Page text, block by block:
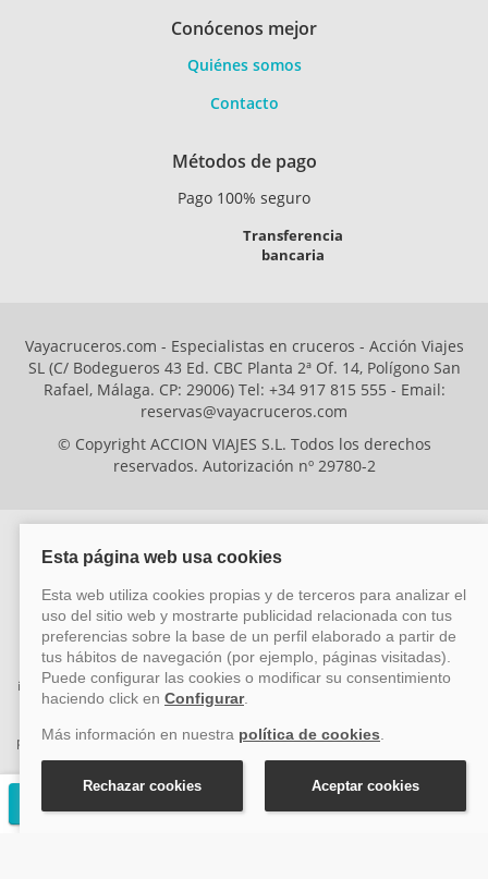
Conócenos mejor
Quiénes somos
Contacto
Métodos de pago
Pago 100% seguro
Transferencia
bancaria
Vayacruceros.com - Especialistas en cruceros - Acción Viajes
SL (C/ Bodegueros 43 Ed. CBC Planta 2ª Of. 14, Polígono San
Rafael, Málaga. CP: 29006) Tel: +34 917 815 555 - Email:
reservas@vayacruceros.com
© Copyright ACCION VIAJES S.L. Todos los derechos
reservados. Autorización nº 29780-2
ACCION VIAJES SL ha sido beneficiaria del Fondo Europeo de Desarrollo
Regional (FEDER), cuyo objetivo es mejorar la competitividad de las pymes
mediante el impulso de la innovación, el desarrollo tecnológico, la
investigación de calidad y el uso seguro y fiable del ciberespacio. Gracias a
esta financiación, la empresa ha puesto en marcha un Plan de Acción
promoviendo la innovación y la ciberseguridad. Para ello, ha contado con el
apoyo de los programas Pyme Innova y Pyme Cibersegura de la Cámara
de Comercio de Málaga. #EuropaSeSiente